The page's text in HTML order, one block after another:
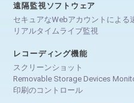
遠隔監視ソフトウェア
セキュアなWebアカウントによる
リアルタイムライブ監視
レコーディング機能
スクリーンショット
Removable Storage Devices
印刷のコントロール